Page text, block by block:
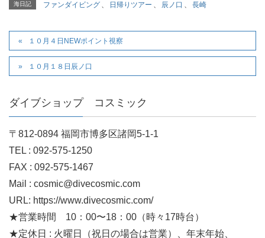
海日記 ファンダイビング 、 日帰りツアー 、 辰ノ口 、 長崎
１０月４日NEWポイント視察
１０月１８日辰ノ口
ダイブショップ コスミック
〒812-0894 福岡市博多区諸岡5-1-1
TEL : 092-575-1250
FAX : 092-575-1467
Mail : cosmic@divecosmic.com
URL: https://www.divecosmic.com/
★営業時間 10：00〜18：00（時々17時台）
★定休日 : 火曜日（祝日の場合は営業）、年末年始、